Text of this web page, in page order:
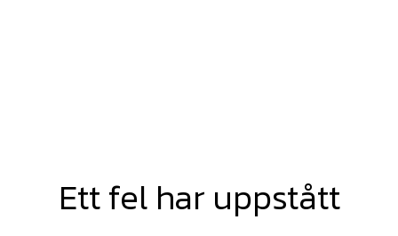
Ett fel har uppstått